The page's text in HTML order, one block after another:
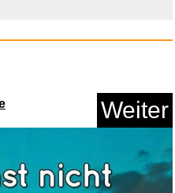
Armband,
Weiter